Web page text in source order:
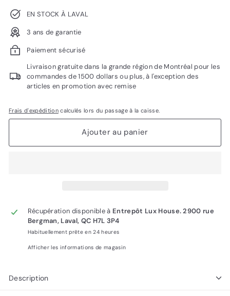
EN STOCK À LAVAL
3 ans de garantie
Paiement sécurisé
Livraison gratuite dans la grande région de Montréal pour les
commandes de 1500 dollars ou plus, à l'exception des
articles en promotion avec remise
Frais d'expéditioncalculés lors du passage à la caisse.
Ajouter au panier
Récupération disponible à Entrepôt Lux House. 2900 rue
Bergman, Laval, QC H7L 3P4
Habituellement prête en 24 heures
Afficher les informations de magasin
Description